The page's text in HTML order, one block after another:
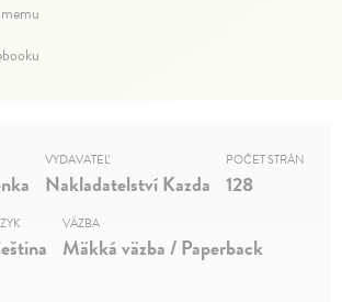
VYDAVATEĽ
Nakladatelství Kazda
POČET STRÁN
128
VÄZBA
Mäkká väzba / Paperback